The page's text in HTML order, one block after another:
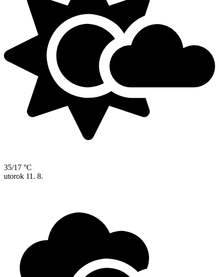
35/17 °C
utorok 11. 8.